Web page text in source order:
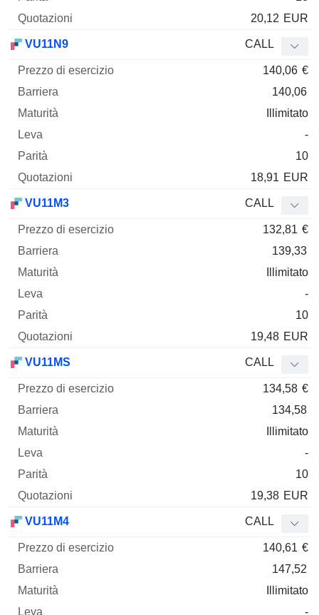
20,12 EUR
VU11N9 CALL
140,06 €
140,06
Illimitato
-
10
18,91 EUR
VU11M3 CALL
132,81 €
139,33
Illimitato
-
10
19,48 EUR
VU11MS CALL
134,58 €
134,58
Illimitato
-
10
19,38 EUR
VU11M4 CALL
140,61 €
147,52
Illimitato
-